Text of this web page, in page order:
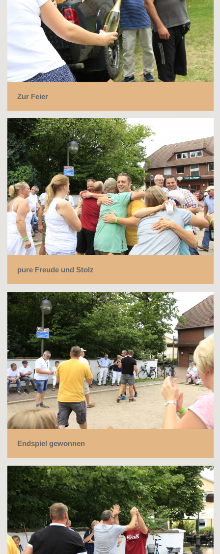
Zur Feier
pure Freude und Stolz
Endspiel gewonnen